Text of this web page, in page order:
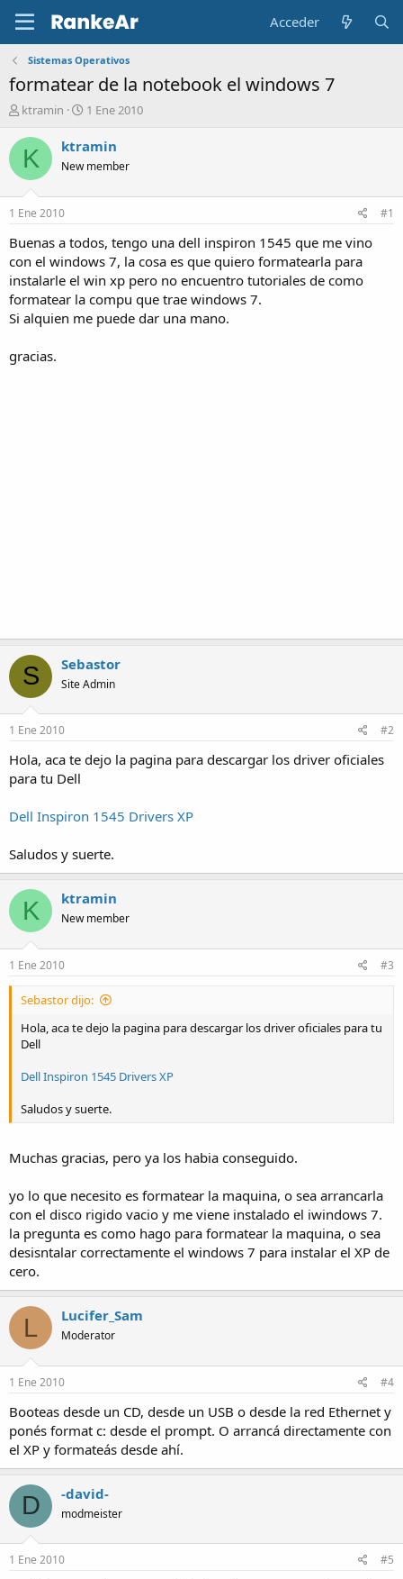
Acceder
Sistemas Operativos
formatear de la notebook el windows 7
A
t
o
r
ktramin
F
c
a
n
c
i
o
1 Ene 2010
K ktramin
New member
1 Ene 2010 #1
Buenas a todos, tengo una dell inspiron 1545 que me vino
con el windows 7, la cosa es que quiero formatearla para
instalarle el win xp pero no encuentro tutoriales de como
formatear la compu que trae windows 7.
Si alquien me puede dar una mano.
gracias.
S Sebastor
Site Admin
1 Ene 2010 #2
Hola, aca te dejo la pagina para descargar los driver oficiales
para tu Dell
Dell Inspiron 1545 Drivers XP
Saludos y suerte.
K ktramin
New member
1 Ene 2010 #3
Sebastor dijo:
Hola, aca te dejo la pagina para descargar los driver oficiales para tu
Dell
Dell Inspiron 1545 Drivers XP
Saludos y suerte.
Muchas gracias, pero ya los habia conseguido.
yo lo que necesito es formatear la maquina, o sea arrancarla
con el disco rigido vacio y me viene instalado el iwindows 7.
la pregunta es como hago para formatear la maquina, o sea
desisntalar correctamente el windows 7 para instalar el XP de
cero.
L Lucifer_Sam
Moderator
1 Ene 2010 #4
Booteas desde un CD, desde un USB o desde la red Ethernet y
ponés format c: desde el prompt. O arrancá directamente con
el XP y formateás desde ahí.
D -david-
modmeister
1 Ene 2010 #5